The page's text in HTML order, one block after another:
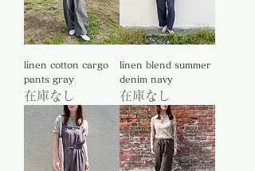
linen cotton cargo
pants gray
在庫なし
linen blend summer
denim navy
在庫なし